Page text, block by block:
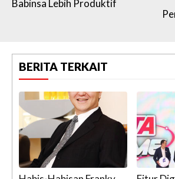
Babinsa Lebih Produktif
BERITA TERKAIT